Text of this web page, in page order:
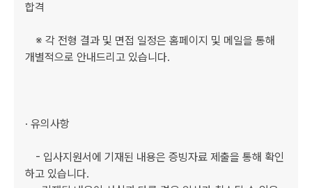
합격
※ 각 전형 결과 및 면접 일정은 홈페이지 및 메일을 통해
개별적으로 안내드리고 있습니다.
· 유의사항
- 입사지원서에 기재된 내용은 증빙자료 제출을 통해 확인
하고 있습니다.